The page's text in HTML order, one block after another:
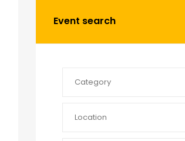
Event search
Category
Location